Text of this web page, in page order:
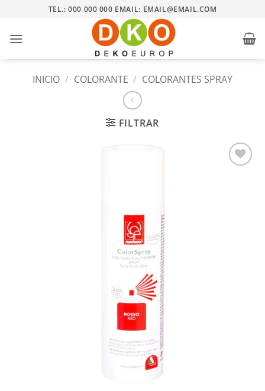
contenido
TEL.: 000 000 000 EMAIL: EMAIL@EMAIL.COM
INICIO / COLORANTE / COLORANTES SPRAY
FILTRAR